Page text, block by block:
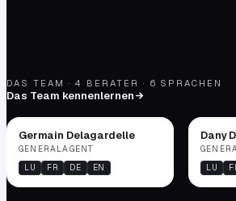
DAS TEAM · 4 BERATER · 6 SPRACHEN
Das Team kennenlernen
Germain Delagardelle
GENERALAGENT
LU
FR DE EN
Dany
LU